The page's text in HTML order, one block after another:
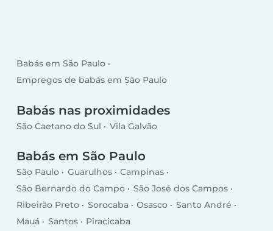
Babás em São Paulo
Empregos de babás em São Paulo
Babás nas proximidades
São Caetano do Sul Vila Galvão
Babás em São Paulo
São Paulo Guarulhos
Campinas
São Bernardo do Campo
São José dos Campos
Ribeirão Preto
Sorocaba Osasco
Santo André
Mauá
Santos Piracicaba